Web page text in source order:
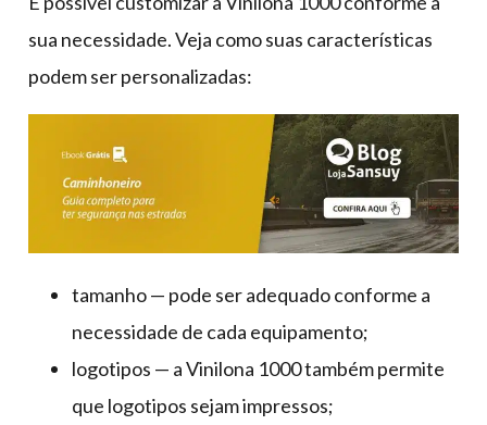
sua necessidade. Veja como suas características
podem ser personalizadas:
tamanho — pode ser adequado conforme a
necessidade de cada equipamento;
logotipos — a Vinilona 1000 também permite
que logotipos sejam impressos;